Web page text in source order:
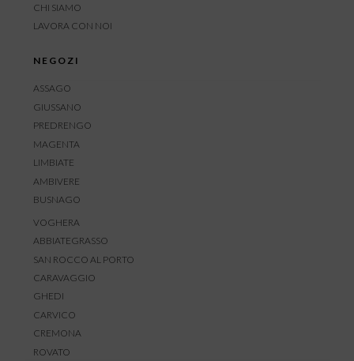
CHI SIAMO
LAVORA CON NOI
NEGOZI
ASSAGO
GIUSSANO
PREDRENGO
MAGENTA
LIMBIATE
AMBIVERE
BUSNAGO
VOGHERA
ABBIATEGRASSO
SAN ROCCO AL PORTO
CARAVAGGIO
GHEDI
CARVICO
CREMONA
ROVATO